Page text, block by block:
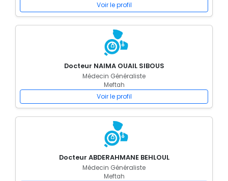
Voir le profil
Docteur NAIMA OUAIL SIBOUS
Médecin Généraliste
Meftah
Voir le profil
Docteur ABDERAHMANE BEHLOUL
Médecin Généraliste
Meftah